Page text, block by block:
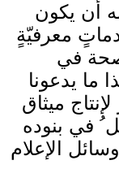
أن يكون
معرفيّةٍ
في
ما يدعونا
ميثاق
في بنوده